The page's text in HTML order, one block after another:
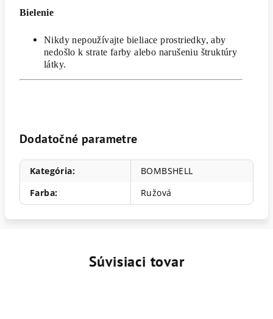
Bielenie
Nikdy nepoužívajte bieliace prostriedky, aby
nedošlo k strate farby alebo narušeniu štruktúry
látky.
Dodatočné parametre
Kategória:
BOMBSHELL
Farba: Ružová
Súvisiaci tovar